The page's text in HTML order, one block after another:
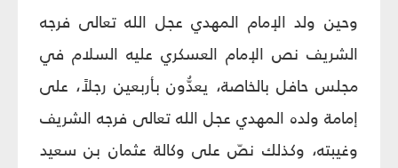
وحين ولد الإمام المهدي عجل الله تعالى فرجه
الشريف نص الإمام العسكري عليه السلام في
مجلس حافل بالخاصة، يعدُّون بأربعين رجلاً، على
إمامة ولده المهدي عجل الله تعالى فرجه الشريف
وغيبته، وكذلك نصّ على وكالة عثمان بن سعيد